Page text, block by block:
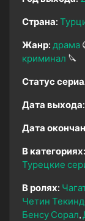
Страна:
Жанр: драма
криминал 🔪
Статус
Дата выхода:
Дата
В категориях:
Турецкие
В ролях:
Четин
Бенсу Сорал